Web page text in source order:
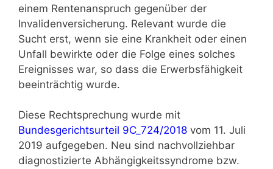
einem Rentenanspruch gegenüber der
Invalidenversicherung. Relevant wurde die
Sucht erst, wenn sie eine Krankheit oder einen
Unfall bewirkte oder die Folge eines solches
Ereignisses war, so dass die Erwerbsfähigkeit
beeinträchtig wurde.
Diese Rechtsprechung wurde mit
Bundesgerichtsurteil 9C_724/2018 vom 11. Juli
2019 aufgegeben. Neu sind nachvollziehbar
diagnostizierte Abhängigkeitssyndrome bzw.